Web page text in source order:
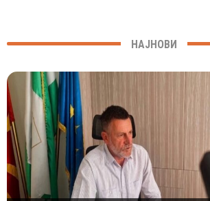
НАЈНОВИ